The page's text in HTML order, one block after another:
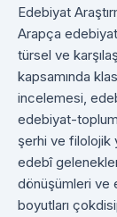
Edebiyat
Arapça
türsel ve
kapsamında
incelemesi,
edebiyat-
şerhi ve filolojik
edebî gelenekler
dönüşümleri ve
boyutları